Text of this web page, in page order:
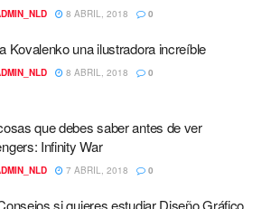
8 ABRIL, 2018 0
Kovalenko una ilustradora increíble
8 ABRIL, 2018 0
que debes saber antes de ver
Infinity War
7 ABRIL, 2018 0
si quieres estudiar Diseño Gráfico